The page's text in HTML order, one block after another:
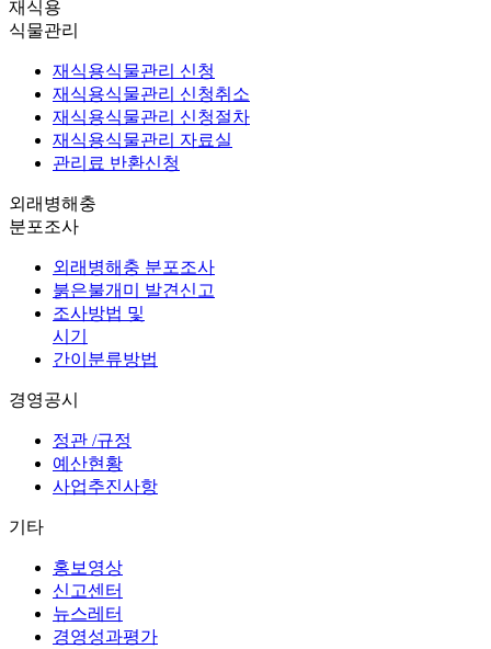
재식용
식물관리
재식용식물관리 신청
재식용식물관리 신청취소
재식용식물관리 신청절차
재식용식물관리 자료실
관리료 반환신청
외래병해충
분포조사
외래병해충 분포조사
붉은불개미 발견신고
조사방법 및
시기
간이분류방법
경영공시
정관 /규정
예산현황
사업추진사항
기타
홍보영상
신고센터
뉴스레터
경영성과평가